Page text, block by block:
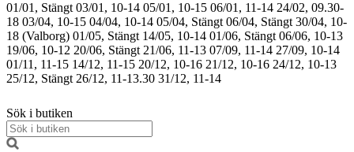
01/01, Stängt 03/01, 10-14 05/01, 10-15 06/01, 11-14 24/02, 09.30-
18 03/04, 10-15 04/04, 10-14 05/04, Stängt 06/04, Stängt 30/04, 10-
18 (Valborg) 01/05, Stängt 14/05, 10-14 01/06, Stängt 06/06, 10-13
19/06, 10-12 20/06, Stängt 21/06, 11-13 07/09, 11-14 27/09, 10-14
01/11, 11-15 14/12, 11-15 20/12, 10-16 21/12, 10-16 24/12, 10-13
25/12, Stängt 26/12, 11-13.30 31/12, 11-14
Sök i butiken